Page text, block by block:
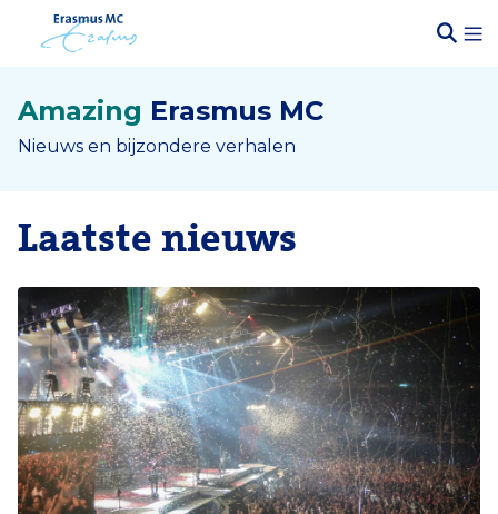
Amazing Erasmus MC
Nieuws en bijzondere verhalen
Laatste nieuws